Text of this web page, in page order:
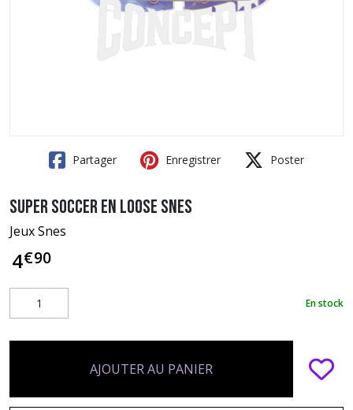
Partager Enregistrer Poster
Super Soccer en loose SNES
Jeux Snes
4€90
En stock
AJOUTER AU PANIER